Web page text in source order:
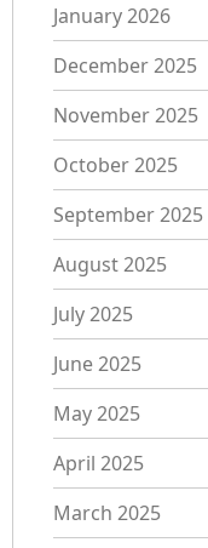
January 2026
December 2025
November 2025
October 2025
September 2025
August 2025
July 2025
June 2025
May 2025
April 2025
March 2025